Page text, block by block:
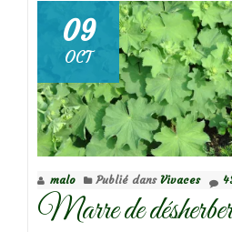
‘Humilis’
09
OCT
malo Publié dans Vivaces
Marre de